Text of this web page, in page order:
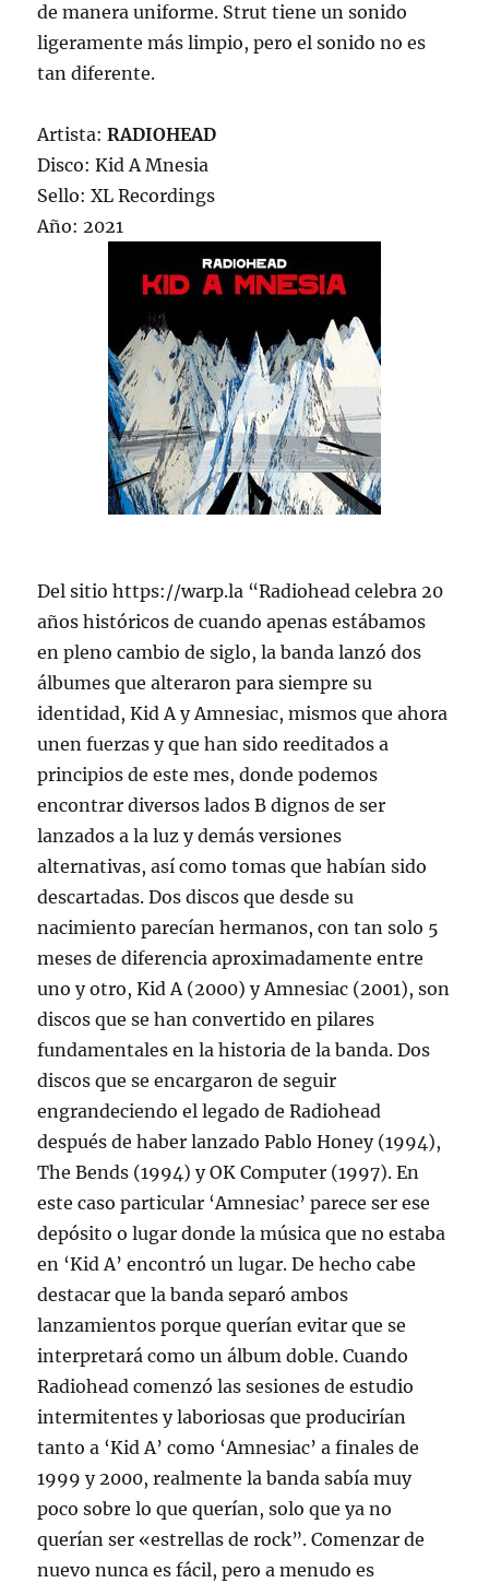
de manera uniforme. Strut tiene un sonido
ligeramente más limpio, pero el sonido no es
tan diferente.
Artista:RADIOHEAD
Disco: Kid A Mnesia
Sello: XL Recordings
Año: 2021
Del sitio https://warp.la “Radiohead celebra 20
años históricos de cuando apenas estábamos
en pleno cambio de siglo, la banda lanzó dos
álbumes que alteraron para siempre su
identidad, Kid A y Amnesiac, mismos que ahora
unen fuerzas y que han sido reeditados a
principios de este mes, donde podemos
encontrar diversos lados B dignos de ser
lanzados a la luz y demás versiones
alternativas, así como tomas que habían sido
descartadas. Dos discos que desde su
nacimiento parecían hermanos, con tan solo 5
meses de diferencia aproximadamente entre
uno y otro, Kid A (2000) y Amnesiac (2001), son
discos que se han convertido en pilares
fundamentales en la historia de la banda. Dos
discos que se encargaron de seguir
engrandeciendo el legado de Radiohead
después de haber lanzado Pablo Honey (1994),
The Bends (1994) y OK Computer (1997). En
este caso particular ‘Amnesiac’ parece ser ese
depósito o lugar donde la música que no estaba
en ‘Kid A’ encontró un lugar. De hecho cabe
destacar que la banda separó ambos
lanzamientos porque querían evitar que se
interpretará como un álbum doble. Cuando
Radiohead comenzó las sesiones de estudio
intermitentes y laboriosas que producirían
tanto a ‘Kid A’ como ‘Amnesiac’ a finales de
1999 y 2000, realmente la banda sabía muy
poco sobre lo que querían, solo que ya no
querían ser «estrellas de rock”. Comenzar de
nuevo nunca es fácil, pero a menudo es